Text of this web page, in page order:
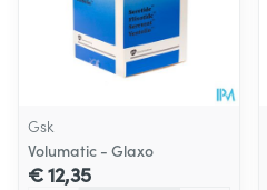
Gsk
Volumatic - Glaxo
€ 12,35